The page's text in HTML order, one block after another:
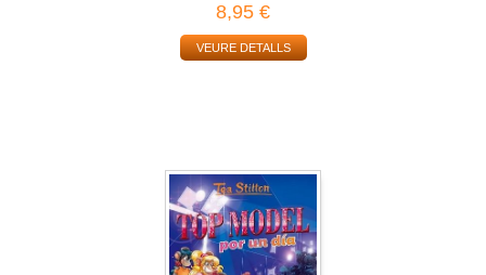
8,95 €
VEURE DETALLS